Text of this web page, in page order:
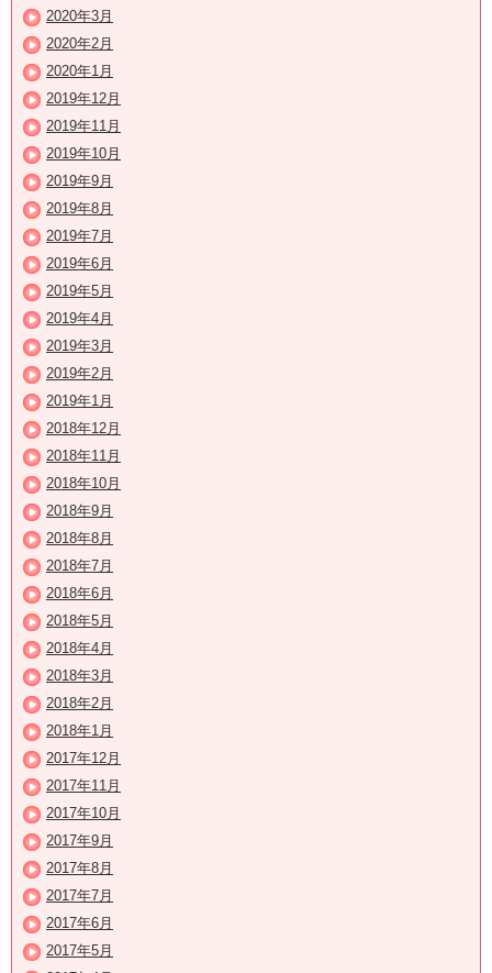
2020年3月
2020年2月
2020年1月
2019年12月
2019年11月
2019年10月
2019年9月
2019年8月
2019年7月
2019年6月
2019年5月
2019年4月
2019年3月
2019年2月
2019年1月
2018年12月
2018年11月
2018年10月
2018年9月
2018年8月
2018年7月
2018年6月
2018年5月
2018年4月
2018年3月
2018年2月
2018年1月
2017年12月
2017年11月
2017年10月
2017年9月
2017年8月
2017年7月
2017年6月
2017年5月